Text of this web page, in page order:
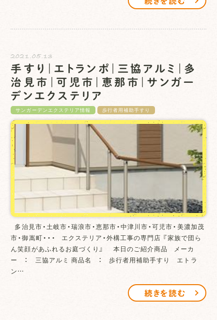
2021.05.13
手すり｜エトランポ｜三協アルミ｜多
治見市｜可児市｜恵那市｜サンガー
デンエクステリア
サンガーデンエクステリア情報 歩行者用補助手すり
多治見市・土岐市・瑞浪市・恵那市・中津川市・可児市・美濃加茂
市・御嵩町・・・ エクステリア・外構工事の専門店 『家族で団ら
ん笑顔があふれるお庭づくり』 本日のご紹介商品 メーカ
ー ： 三協アルミ 商品名 ： 歩行者用補助手すり エトラ
ン…
続きを読む